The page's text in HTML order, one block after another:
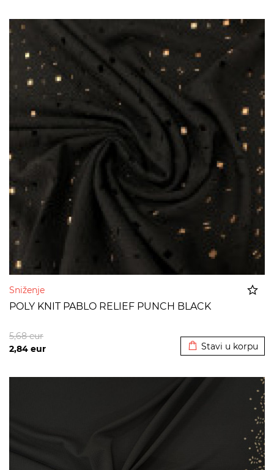
Sniženje
POLY KNIT PABLO RELIEF PUNCH BLACK
2,84 eur
5,68eur
Stavi u korpu